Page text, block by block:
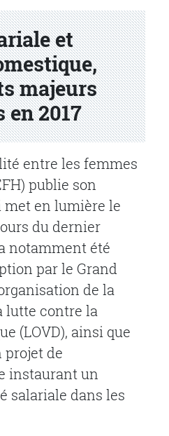
et
majeurs
en 2017
entre les femmes
publie son
en lumière le
du dernier
notamment été
par le Grand
de la
lutte contre la
(LOVD), ainsi que
projet de
instaurant un
salariale dans les